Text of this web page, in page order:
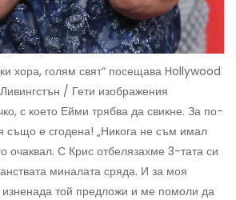
хора, голям свят“ посещава Hollywood
/ Гети изображения
с което Ейми трябва да свикне. За по-
също е сгодена! „Никога не съм имал
очаквал. С Крис отбелязахме 3-тата си
миналата сряда. И за моя
той предложи и ме помоли да